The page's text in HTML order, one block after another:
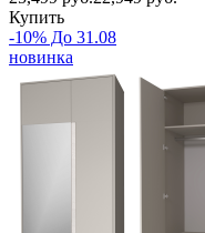
Купить
-10% До 31.08
новинка